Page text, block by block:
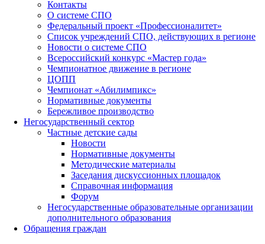
Контакты
О системе СПО
Федеральный проект «Профессионалитет»
Список учреждений СПО, действующих в регионе
Новости о системе СПО
Всероссийский конкурс «Мастер года»
Чемпионатное движение в регионе
ЦОПП
Чемпионат «Абилимпикс»
Нормативные документы
Бережливое производство
Негосударственный сектор
Частные детские сады
Новости
Нормативные документы
Методические материалы
Заседания дискуссионных площадок
Справочная информация
Форум
Негосударственные образовательные организации
дополнительного образования
Обращения граждан